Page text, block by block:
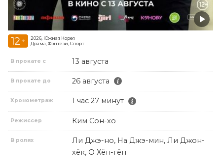
12 +
2026, Южная Корея
Драма, Фэнтези, Спорт
В прокате с 13 августа
В прокате до 26 августа
Хронометраж 1 час 27 минут
Режиссер Ким Сон-хо
В ролях
Ли Джэ-но, На Джэ-мин, Ли Джон-
хёк, О Хён-гён